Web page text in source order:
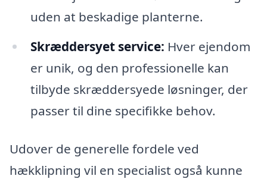
uden at beskadige planterne.
Skræddersyet service: Hver ejendom
er unik, og den professionelle kan
tilbyde skræddersyede løsninger, der
passer til dine specifikke behov.
Udover de generelle fordele ved
hækklipning vil en specialist også kunne